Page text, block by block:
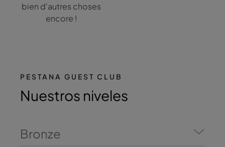
bien d'autres choses
encore !
PESTANA GUEST CLUB
Nuestros niveles
Bronze